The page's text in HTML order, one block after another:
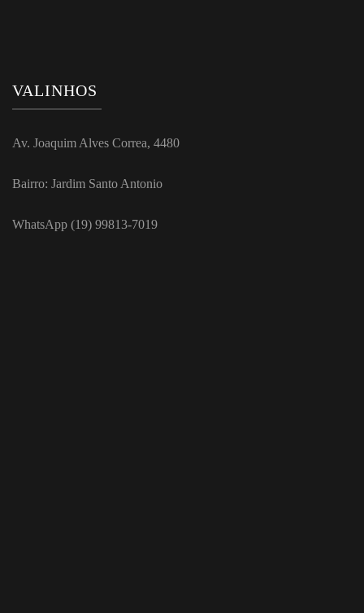
VALINHOS
Av. Joaquim Alves Correa, 4480
Bairro: Jardim Santo Antonio
WhatsApp (19) 99813-7019